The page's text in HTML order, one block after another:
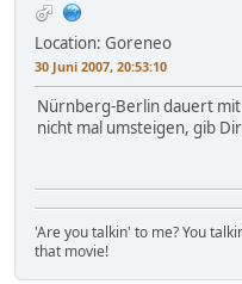
Location: Goreneo
30 Juni 2007, 20:53:10
Nürnberg-Berlin dauert
nicht mal umsteigen, gib
'Are you talkin' to me? You
that movie!